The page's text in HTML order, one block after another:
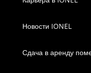
Новости IONEL
Сдача в аренду